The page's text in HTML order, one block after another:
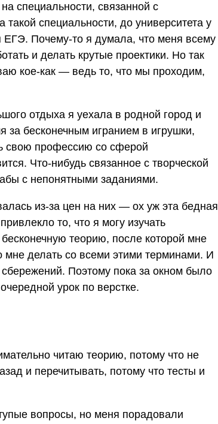
специальности, связанной с
специальности, до университета у
ЕГЭ. Почему-то я думала, что меня всему
и делать крутые проектики. Но так
кое-как — ведь то, что мы проходим,
отдыха я уехала в родной город и
за бесконечным игранием в игрушки,
свою профессию со сферой
Что-нибудь связанное с творческой
с непонятными заданиями.
из-за цен на них — ох уж эта бедная
то, что я могу изучать
теорию, после которой мне
мне делать со всеми этими терминами. И
Поэтому пока за окном было
урок по верстке.
читаю теорию, потому что не
и перечитывать, потому что тесты и
вопросы, но меня порадовали